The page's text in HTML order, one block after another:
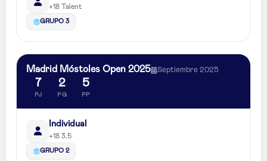
+18 Talent
GRUPO 3
Madrid Móstoles Open 2025 Septiembre 2025
7
PJ
2
PG
5
PP
Individual
+18 3.5
GRUPO 2